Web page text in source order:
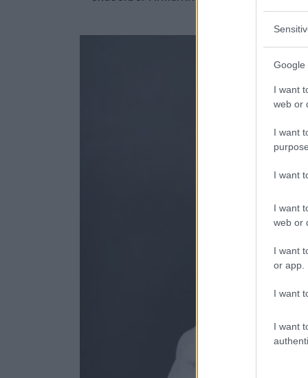
Google
I want
web or
I want
I want
I want
web or
I want
or app.
I want
I want